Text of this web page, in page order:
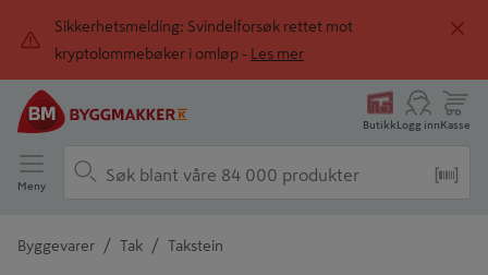
Sikkerhetsmelding: Svindelforsøk rettet mot
kryptolommebøker i omløp -
Les mer
ButikkLogg innKasse
Meny
Byggevarer / Tak / Takstein